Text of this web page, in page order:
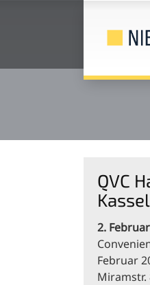
QVC
2.
Februar
Miramstr.